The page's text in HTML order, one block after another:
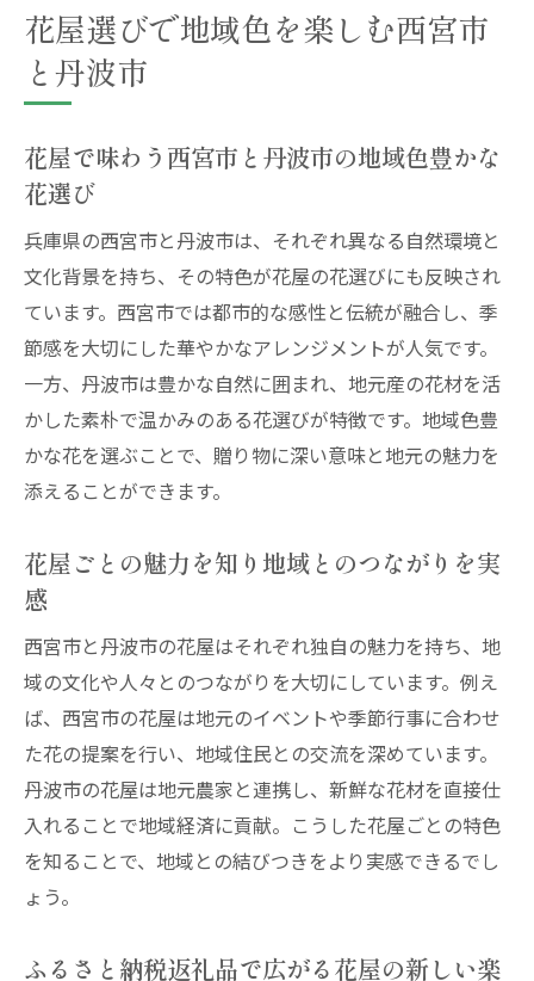
丹波市と西宮市の花屋から学ぶ特産品との
出会い方
花屋が提案する地域限定の贈り物体験とは
税を満喫
ふるさと納税で見つける丹波市の花屋の魅力
丹波市の花屋とふるさと納税返礼品の意外
な関係
花屋で選ぶ丹波市特産返礼品の選び方ガイ
ド
ふるさと納税で広がる丹波市花屋ならでは
の魅力
ワンストップ特例で楽しむ丹波市花屋の返
丹波市の花屋が提案するふるさと納税の新
花屋選びと丹波市ふるさと納税返礼品のコ
ツ
花の贈り物を選ぶなら西宮市の花屋が注目
西宮市の花屋が提案する贈り物と返礼品の
楽しみ方
花屋選びで差がつく西宮市のふるさと納税
返礼品
花屋選びで地域色を楽しむ西宮市
と丹波市
花屋で味わう西宮市と丹波市の地域色豊かな
花選び
兵庫県の西宮市と丹波市は、それぞれ異なる自然環境と
文化背景を持ち、その特色が花屋の花選びにも反映され
ています。西宮市では都市的な感性と伝統が融合し、季
節感を大切にした華やかなアレンジメントが人気です。
一方、丹波市は豊かな自然に囲まれ、地元産の花材を活
かした素朴で温かみのある花選びが特徴です。地域色豊
かな花を選ぶことで、贈り物に深い意味と地元の魅力を
添えることができます。
花屋ごとの魅力を知り地域とのつながりを実
感
西宮市と丹波市の花屋はそれぞれ独自の魅力を持ち、地
域の文化や人々とのつながりを大切にしています。例え
ば、西宮市の花屋は地元のイベントや季節行事に合わせ
た花の提案を行い、地域住民との交流を深めています。
丹波市の花屋は地元農家と連携し、新鮮な花材を直接仕
入れることで地域経済に貢献。こうした花屋ごとの特色
を知ることで、地域との結びつきをより実感できるでし
ょう。
ふるさと納税返礼品で広がる花屋の新しい楽